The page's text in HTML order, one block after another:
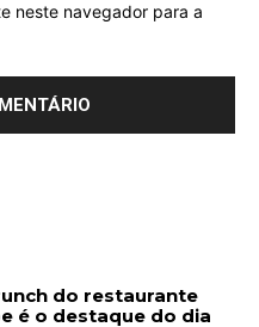
neste navegador para a
do restaurante
é o destaque do dia